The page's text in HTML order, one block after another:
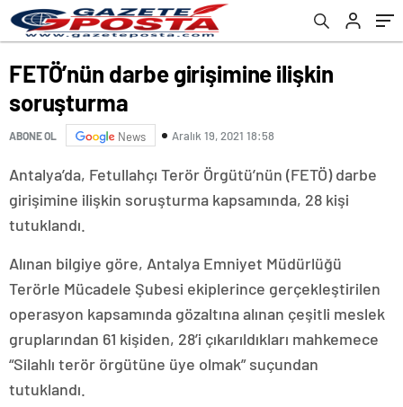
FETÖ’nün darbe girişimine ilişkin
soruşturma
ABONE OL News Aralık 19, 2021 18:58
Antalya’da, Fetullahçı Terör Örgütü’nün (FETÖ) darbe
girişimine ilişkin soruşturma kapsamında, 28 kişi
tutuklandı.
Alınan bilgiye göre, Antalya Emniyet Müdürlüğü
Terörle Mücadele Şubesi ekiplerince gerçekleştirilen
operasyon kapsamında gözaltına alınan çeşitli meslek
gruplarından 61 kişiden, 28’i çıkarıldıkları mahkemece
“Silahlı terör örgütüne üye olmak” suçundan
tutuklandı.